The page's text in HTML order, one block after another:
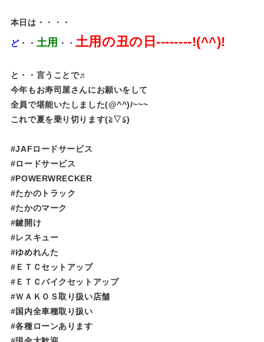
本日は・・・・
ど・・ 土用 ・・ 土用の丑の日--------!(^^)!
と・・言うことで♬
今年もお寿司屋さんにお願いをして
全員で堪能いたしました(@^^)/~~~
これで夏を乗り切ります(≧▽≦)
#JAFロードサービス
#ロードサービス
#POWERWRECKER
#たかのトラック
#たかのマーク
#鍵開け
#レスキュー
#ゆめれんた​​​​​
#ＥＴＣセットアップ
#ＥＴＣバイクセットアップ
#ＷＡＫＯＳ取り扱い店舗
#国内全車種取り扱い
#各種ローンあります